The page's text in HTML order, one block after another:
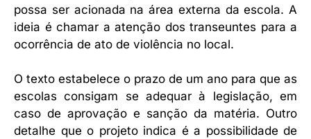
possa ser acionada na área externa da escola. A
ideia é chamar a atenção dos transeuntes para a
ocorrência de ato de violência no local.
O texto estabelece o prazo de um ano para que as
escolas consigam se adequar à legislação, em
caso de aprovação e sanção da matéria. Outro
detalhe que o projeto indica é a possibilidade de